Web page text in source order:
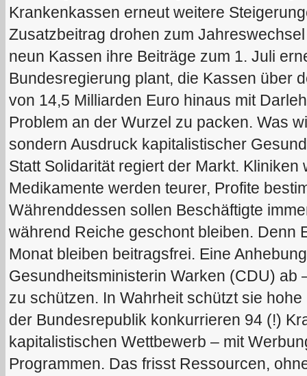
Krankenkassen erneut weitere
Zusatzbeitrag drohen zum
neun Kassen ihre Beiträge zum 1. Juli
Bundesregierung plant, die Kassen über
von 14,5 Milliarden Euro hinaus mit
Problem an der Wurzel zu packen. Was
sondern Ausdruck kapitalistischer
Statt Solidarität regiert der Markt.
Medikamente werden teurer, Profite
Währenddessen sollen Beschäftigte
während Reiche geschont bleiben. Denn
Monat bleiben beitragsfrei. Eine
Gesundheitsministerin Warken (CDU) ab
zu schützen. In Wahrheit schützt sie
der Bundesrepublik konkurrieren 94 (!)
kapitalistischen Wettbewerb – mit
Programmen. Das frisst Ressourcen,